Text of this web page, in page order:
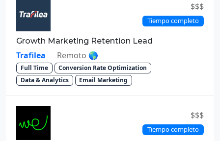
$$$
Tiempo completo
Growth Marketing Retention Lead
Trafilea Remoto 🌎
Full Time
Conversion Rate Optimization
Data & Analytics
Email Marketing
$$$
Tiempo completo